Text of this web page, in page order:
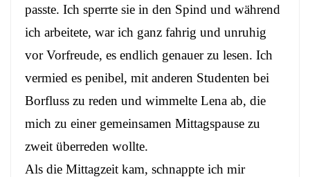
passte. Ich sperrte sie in den Spind und während
ich arbeitete, war ich ganz fahrig und unruhig
vor Vorfreude, es endlich genauer zu lesen. Ich
vermied es penibel, mit anderen Studenten bei
Borfluss zu reden und wimmelte Lena ab, die
mich zu einer gemeinsamen Mittagspause zu
zweit überreden wollte.
Als die Mittagzeit kam, schnappte ich mir